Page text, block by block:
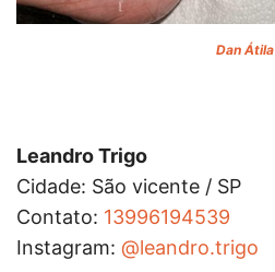
Dan Átila
Leandro Trigo
Cidade: São vicente / SP
Contato: 13996194539
Instagram: @leandro.trigo